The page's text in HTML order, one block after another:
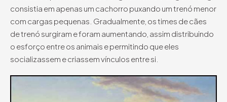
consistia em apenas um cachorro puxando um trenó menor
com cargas pequenas. Gradualmente, os times de cães
de trenó surgiram e foram aumentando, assim distribuindo
o esforço entre os animais e permitindo que eles
socializassem e criassem vínculos entre si.